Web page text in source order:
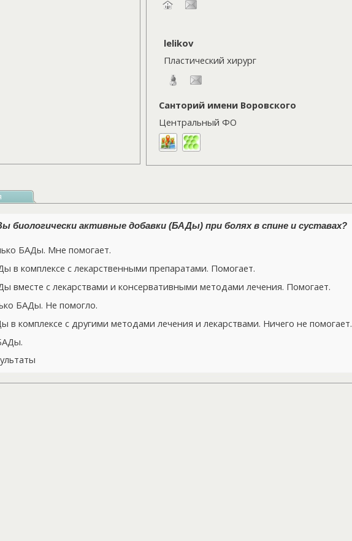
lelikov
Пластический хирург
Санторий имени Воровского
Центральный ФО
биологически активные добавки (БАДы) при болях в спине и суставах?
БАДы. Мне помогает.
в комплексе с лекарственными препаратами. Помогает.
вместе с лекарствами и консервативными методами лечения. Помогает.
БАДы. Не помогло.
в комплексе с другими методами лечения и лекарствами. Ничего не помогает.